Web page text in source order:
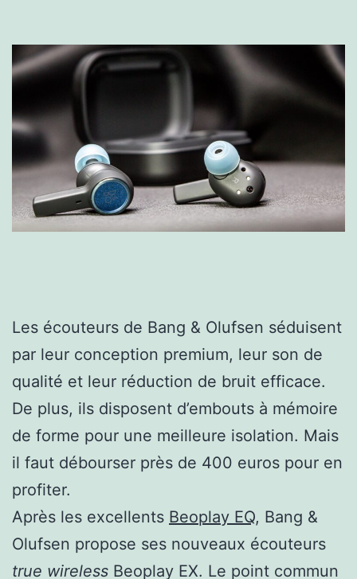
Les écouteurs de Bang & Olufsen séduisent
par leur conception premium, leur son de
qualité et leur réduction de bruit efficace.
De plus, ils disposent d’embouts à mémoire
de forme pour une meilleure isolation. Mais
il faut débourser près de 400 euros pour en
profiter.
Après les excellents Beoplay EQ, Bang &
Olufsen propose ses nouveaux écouteurs
true wireless Beoplay EX. Le point commun